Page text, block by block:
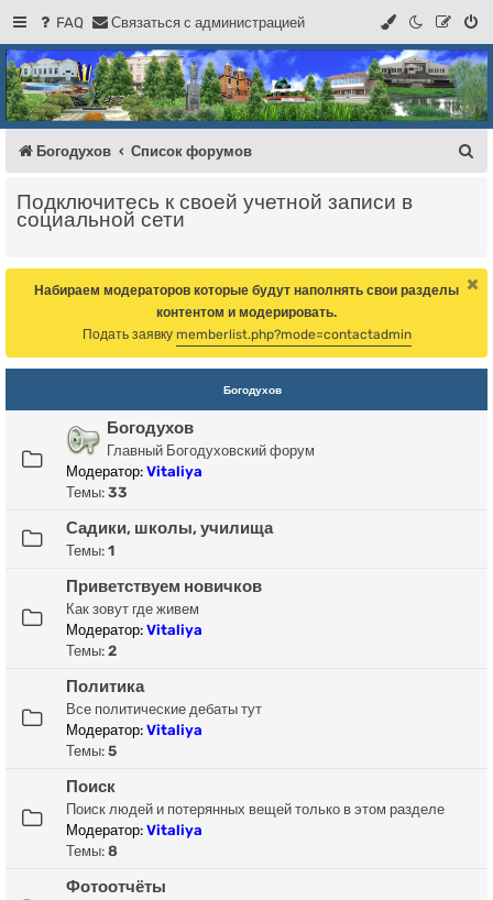
FAQ Связаться с администрацией
Регистрация
Форум Богодухова
Богодухов
Богодухов Список форумов
к
Подключитесь к своей учетной записи в
социальной сети
Набираем модераторов которые будут наполнять свои разделы
контентом и модерировать.
Подать заявку memberlist.php?mode=contactadmin
Богодухов
Богодухов
Главный Богодуховский форум
Модератор: Vitaliya
Темы: 33
Садики, школы, училища
Темы: 1
Приветствуем новичков
Как зовут где живем
Модератор: Vitaliya
Темы: 2
Политика
Все политические дебаты тут
Модератор: Vitaliya
Темы: 5
Поиск
Поиск людей и потерянных вещей только в этом разделе
Модератор: Vitaliya
Темы: 8
Фотоотчёты